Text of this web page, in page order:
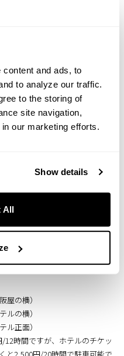
and ads, to
to analyze our traffic.
to the storing of
site navigation,
our marketing efforts.
Show details
All
車両はお停めいただけませ
ン、3ナンバー、軽のワンボッ
けません。）制限外の車両で
、以下の提携駐車場をご案内
上記時間）
料金になります。
ません。
す。
泊数分のチケット購入をお願
屋の横）
ルの横）
ル正面）
12時間ですが、ホテルのチケッ